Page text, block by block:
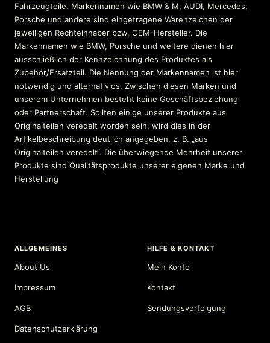
Fahrzeugteile. Markennamen wie BMW & M, AUDI, Mercedes,
Porsche und andere sind eingetragene Warenzeichen der
jeweiligen Rechteinhaber bzw. OEM-Hersteller. Die
Markennamen wie BMW, Porsche und weitere dienen hier
ausschließlich der Kennzeichnung des Produktes als
Zubehör/Ersatzteil. Die Nennung der Markennamen ist hier
notwendig und alternativlos. Zwischen diesen Marken und
unserem Unternehmen besteht keine Geschäftsbeziehung
oder Partnerschaft. Sollten einige unserer Produkte aus
Originalteilen veredelt worden sein, wird dies in der
Artikelbeschreibung deutlich angegeben, z. B. „aus
Originalteilen veredelt“. Die überwiegende Mehrheit unserer
Produkte sind Qualitätsprodukte unserer eigenen Marke und
Herstellung
ALLGEMEINES
About Us
Impressum
AGB
Datenschutzerklärung
HILFE & KONTAKT
Mein Konto
Kontakt
Sendungsverfolgung